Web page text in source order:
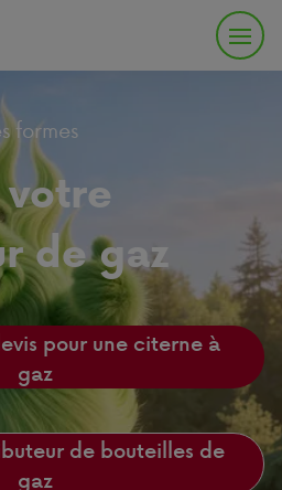
formes
de gaz
pour une citerne à
gaz
de bouteilles de
gaz